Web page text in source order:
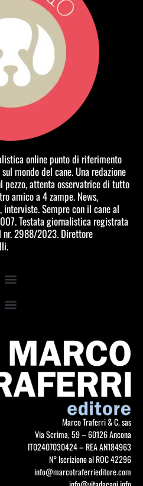
online punto di riferimento
mondo del cane. Una redazione
pezzo, attenta osservatrice di tutto
amico a 4 zampe. News,
Sempre con il cane al
Testata giornalistica registrata
nr. 2988/2023. Direttore
Marco Traferri & C. sas
Via Scrima, 59 – 60126 Ancona
IT02407030424 – REA AN184963
N° Iscrizione al ROC 42296
info@marcotraferrieditore.com